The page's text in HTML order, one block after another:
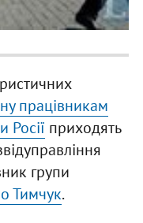
працівникам
Росії приходять
групи
Тимчук.